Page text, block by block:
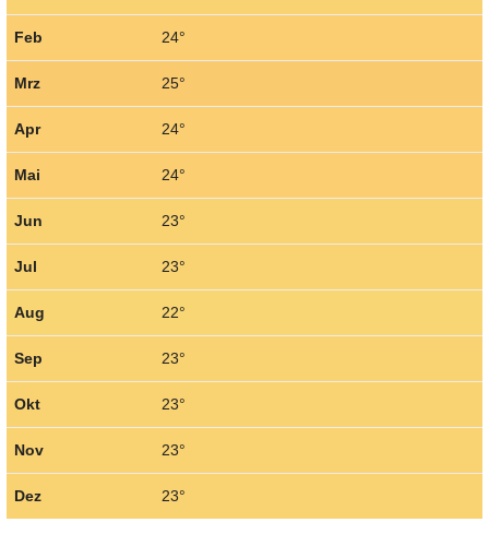
Feb 24°
Mrz 25°
Apr 24°
Mai 24°
Jun 23°
Jul 23°
Aug 22°
Sep 23°
Okt 23°
Nov 23°
Dez 23°